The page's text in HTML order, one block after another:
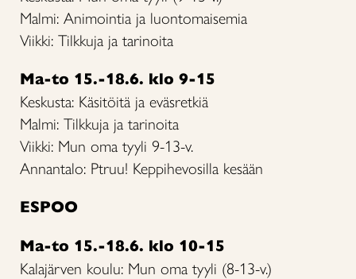
Malmi: Animointia ja luontomaisemia
Viikki: Tilkkuja ja tarinoita
Ma-to 15.-18.6. klo 9-15
Keskusta: Käsitöitä ja eväsretkiä
Malmi: Tilkkuja ja tarinoita
Viikki: Mun oma tyyli 9-13-v.
Annantalo: Ptruu! Keppihevosilla kesään
ESPOO
Ma-to 15.-18.6. klo 10-15
Kalajärven koulu: Mun oma tyyli (8-13-v.)